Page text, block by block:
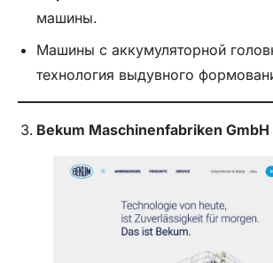
машины.
Машины с аккумуляторной
технология выдувного
Bekum Maschinenfabriken GmbH